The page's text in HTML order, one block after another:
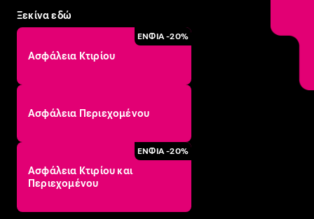
Ξεκίνα εδώ
ΕΝΦΙΑ -20%
Ασφάλεια Κτιρίου
Ασφάλεια Περιεχομένου
ΕΝΦΙΑ -20%
Ασφάλεια Κτιρίου και
Περιεχομένου